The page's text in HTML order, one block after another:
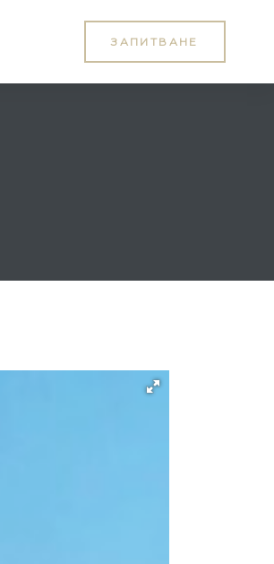
ЗАПИТВАНЕ